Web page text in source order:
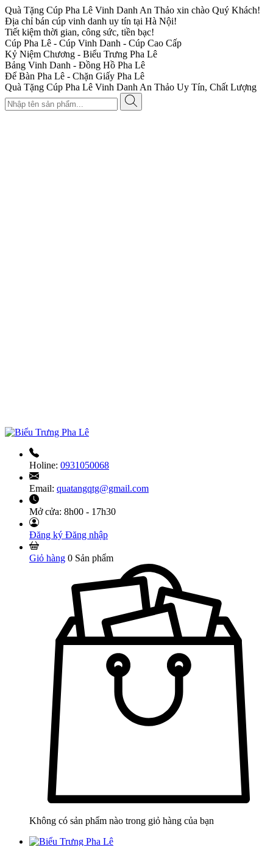
Quà Tặng Cúp Pha Lê Vinh Danh An Thảo xin chào Quý Khách!
Địa chỉ bán cúp vinh danh uy tín tại Hà Nội!
Tiết kiệm thời gian, công sức, tiền bạc!
Cúp Pha Lê - Cúp Vinh Danh - Cúp Cao Cấp
Kỷ Niệm Chương - Biểu Trưng Pha Lê
Bảng Vinh Danh - Đồng Hồ Pha Lê
Để Bàn Pha Lê - Chặn Giấy Pha Lê
Quà Tặng Cúp Pha Lê Vinh Danh An Thảo Uy Tín, Chất Lượng
Holine: 0931050068
Email: quatangqtg@gmail.com
Mở cửa: 8h00 - 17h30
Đăng ký Đăng nhập
Giỏ hàng 0 Sản phẩm
Không có sản phẩm nào trong giỏ hàng của bạn